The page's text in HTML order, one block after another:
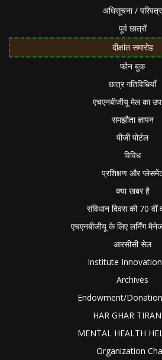
अधिसूचना / परिपत्र
पूर्व छात्रों
दीक्षांत समारोह
फोन बुक
छात्र गतिविधियाँ
एचएनबीजीयू मेल का
समझौता ज्ञापन
पीजी पोर्टल
विविध
प्रशिक्षण और
क्या खबर है
संविधान दिवस की 70 वीं
एचएनबीजीयू के लिए लर्निंग
आरसीसी सेल
Institute
Archives
Endowment/
HAR GHAR
MENTAL HEALTH
Organization